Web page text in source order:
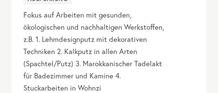
Fokus auf Arbeiten mit gesunden,
ökologischen und nachhaltigen Werkstoffen,
z.B. 1. Lehmdesignputz mit dekorativen
Techniken 2. Kalkputz in allen Arten
(Spachtel/Putz) 3. Marokkanischer Tadelakt
für Badezimmer und Kamine 4.
Stuckarbeiten in Wohnzi